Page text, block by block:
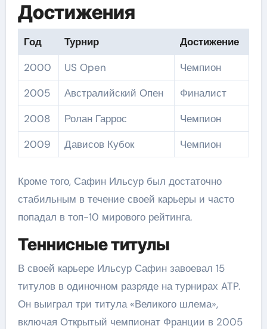
Достижения
Год Турнир
Достижение
2000
US Open
Чемпион
2005
Австралийский Опен
Финалист
2008
Ролан Гаррос
Чемпион
2009
Дависов Кубок Чемпион
Кроме того, Сафин Ильсур был достаточно
стабильным в течение своей карьеры и часто
попадал в топ-10 мирового рейтинга.
Теннисные титулы
В своей карьере Ильсур Сафин завоевал 15
титулов в одиночном разряде на турнирах ATP.
Он выиграл три титула «Великого шлема»,
включая Открытый чемпионат Франции в 2005